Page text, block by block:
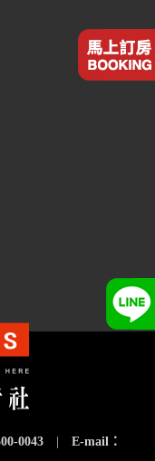
0043
E-mail：